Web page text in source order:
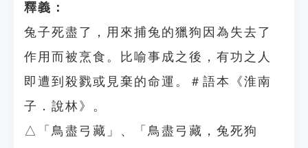
釋義：
兔子死盡了，用來捕兔的獵狗因為失去了
作用而被烹食。比喻事成之後，有功之人
即遭到殺戮或見棄的命運。＃語本《淮南
子．說林》。
△「鳥盡弓藏」、「鳥盡弓藏，兔死狗